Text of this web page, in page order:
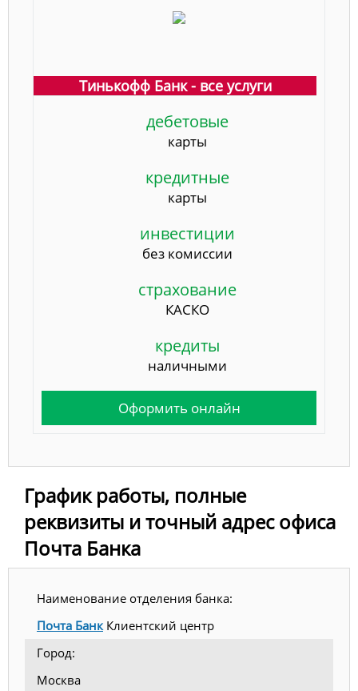
Тинькофф Банк - все услуги
дебетовые
карты
кредитные
карты
инвестиции
без комиссии
страхование
КАСКО
кредиты
наличными
Оформить онлайн
График работы, полные
реквизиты и точный адрес офиса
Почта Банка
Наименование отделения банка:
Почта БанкКлиентский центр
Город:
Москва